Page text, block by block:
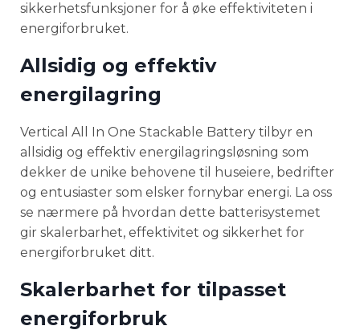
sikkerhetsfunksjoner for å øke effektiviteten i
energiforbruket.
Allsidig og effektiv
energilagring
Vertical All In One Stackable Battery tilbyr en
allsidig og effektiv energilagringsløsning som
dekker de unike behovene til huseiere, bedrifter
og entusiaster som elsker fornybar energi. La oss
se nærmere på hvordan dette batterisystemet
gir skalerbarhet, effektivitet og sikkerhet for
energiforbruket ditt.
Skalerbarhet for tilpasset
energiforbruk